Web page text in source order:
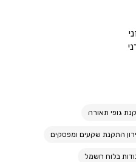
גופי תאורה
התקנת שקעים ומפסקים
בלוח חשמל